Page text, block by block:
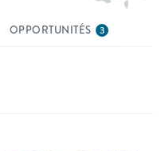
OPPORTUNITÉS 3